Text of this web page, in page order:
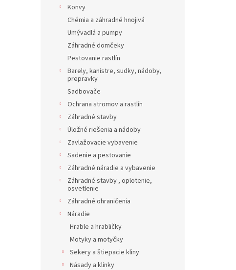
Konvy
Chémia a záhradné hnojivá
Umývadlá a pumpy
Záhradné domčeky
Pestovanie rastlín
Barely, kanistre, sudky, nádoby,
prepravky
Sadbovače
Ochrana stromov a rastlín
Záhradné stavby
Úložné riešenia a nádoby
Zavlažovacie vybavenie
Sadenie a pestovanie
Záhradné náradie a vybavenie
Záhradné stavby , oplotenie,
osvetlenie
Záhradné ohraničenia
Náradie
Hrable a hrabličky
Motyky a motyčky
Sekery a štiepacie kliny
Násady a klinky